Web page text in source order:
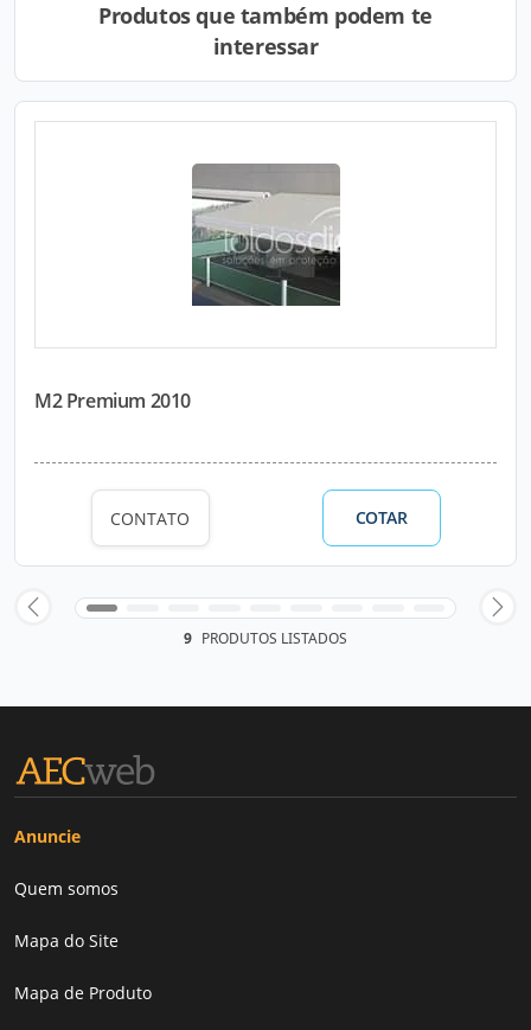
Produtos que também podem te
interessar
M2 Premium 2010
CONTATO COTAR
9 PRODUTOS LISTADOS
Anuncie
Quem somos
Mapa do Site
Mapa de Produto